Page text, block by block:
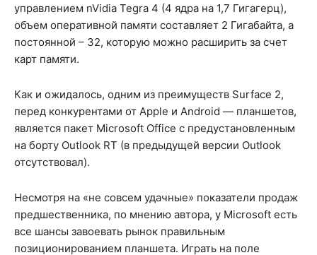
управлением nVidia Tegra 4 (4 ядра на 1,7 Гигагерц),
объем оперативной памяти составляет 2 Гигабайта, а
постоянной – 32, которую можно расширить за счет
карт памяти.
Как и ожидалось, одним из преимуществ Surface 2,
перед конкурентами от Apple и Android — планшетов,
является пакет Microsoft Office с предустановленным
на борту Outlook RT (в предыдущей версии Outlook
отсутствовал).
Несмотря на «не совсем удачные» показатели продаж
предшественника, по мнению автора, у Microsoft есть
все шансы завоевать рынок правильным
позиционированием планшета. Играть на поле